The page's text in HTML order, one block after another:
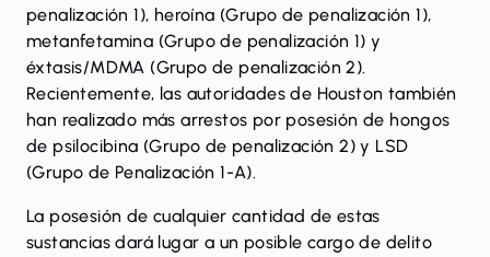
penalización 1), heroína (Grupo de penalización 1),
metanfetamina (Grupo de penalización 1) y
éxtasis/MDMA (Grupo de penalización 2).
Recientemente, las autoridades de Houston también
han realizado más arrestos por posesión de hongos
de psilocibina (Grupo de penalización 2) y LSD
(Grupo de Penalización 1-A).
La posesión de cualquier cantidad de estas
sustancias dará lugar a un posible cargo de delito